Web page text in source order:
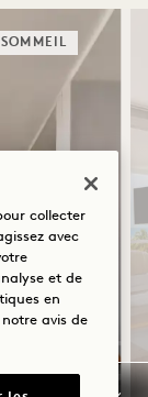
SOMMEIL
collecter
avec
et de
en
notre avis de